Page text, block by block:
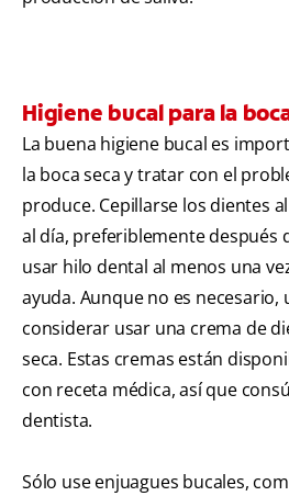
Higiene bucal para la
La buena higiene bucal es
la boca seca y tratar con el
produce. Cepillarse los dientes
al día, preferiblemente después
usar hilo dental al menos una
ayuda. Aunque no es necesario,
considerar usar una crema de
seca. Estas cremas están
con receta médica, así que
dentista.
Sólo use enjuagues bucales,